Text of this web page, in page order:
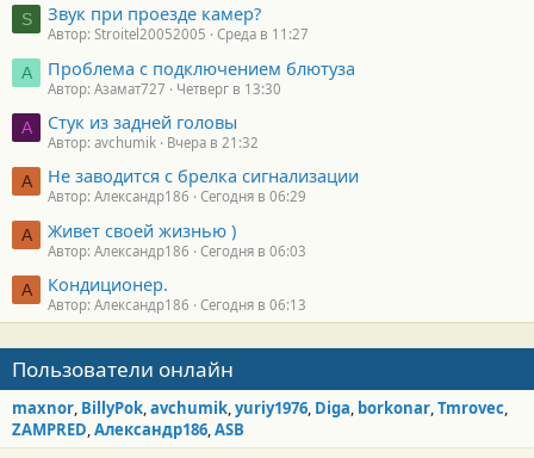
S Звук при проезде камер?
Автор: Stroitel20052005 Среда в 11:27
А Проблема с подключением блютуза
Автор: Азамат727 Четверг в 13:30
A Стук из задней головы
Автор: avchumik Вчера в 21:32
А Не заводится с брелка сигнализации
Автор: Александр186 Сегодня в 06:29
А Живет своей жизнью )
Автор: Александр186 Сегодня в 06:03
А Кондиционер.
Автор: Александр186 Сегодня в 06:13
Пользователи онлайн
maxnor BillyPok avchumik yuriy1976 Diga borkonar Tmrovec
ZAMPRED Александр186 ASB